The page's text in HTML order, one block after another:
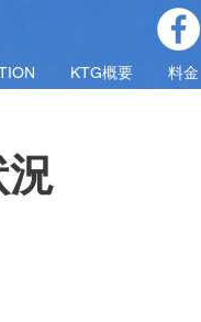
KTG概要 料金
況